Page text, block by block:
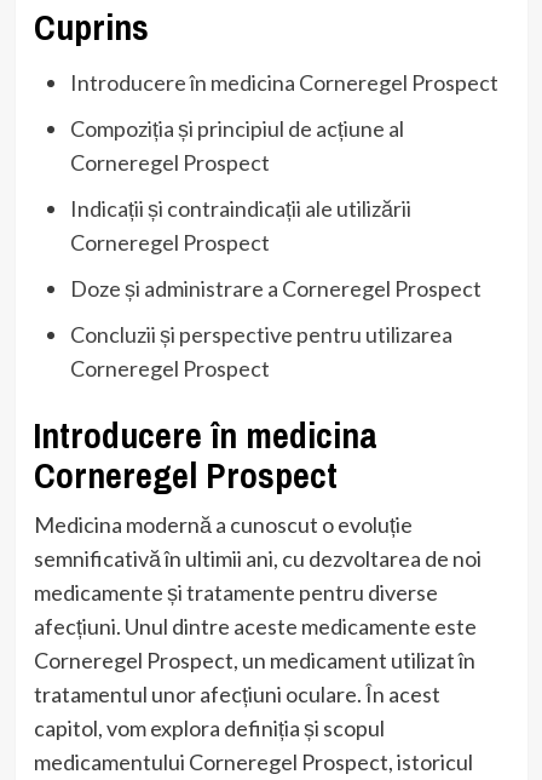
Cuprins
Introducere în medicina Corneregel Prospect
Compoziția și principiul de acțiune al
Corneregel Prospect
Indicații și contraindicații ale utilizării
Corneregel Prospect
Doze și administrare a Corneregel Prospect
Concluzii și perspective pentru utilizarea
Corneregel Prospect
Introducere în medicina
Corneregel Prospect
Medicina modernă a cunoscut o evoluție
semnificativă în ultimii ani, cu dezvoltarea de noi
medicamente și tratamente pentru diverse
afecțiuni. Unul dintre aceste medicamente este
Corneregel Prospect, un medicament utilizat în
tratamentul unor afecțiuni oculare. În acest
capitol, vom explora definiția și scopul
medicamentului Corneregel Prospect, istoricul